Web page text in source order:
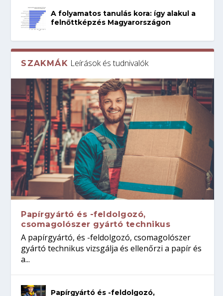
A folyamatos tanulás kora: így alakul a
felnőttképzés Magyarországon
SZAKMÁK Leírások és tudnivalók
Papírgyártó és -feldolgozó,
csomagolószer gyártó technikus
A papírgyártó, és -feldolgozó, csomagolószer
gyártó technikus vizsgálja és ellenőrzi a papír és
a...
Papírgyártó és -feldolgozó,